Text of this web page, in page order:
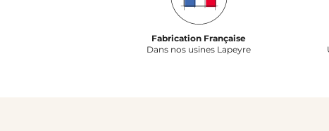
Fabrication Française
Dans nos usines Lapeyre